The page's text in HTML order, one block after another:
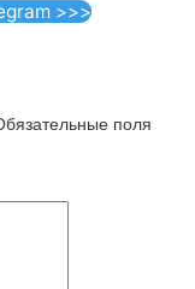
>>>
поля